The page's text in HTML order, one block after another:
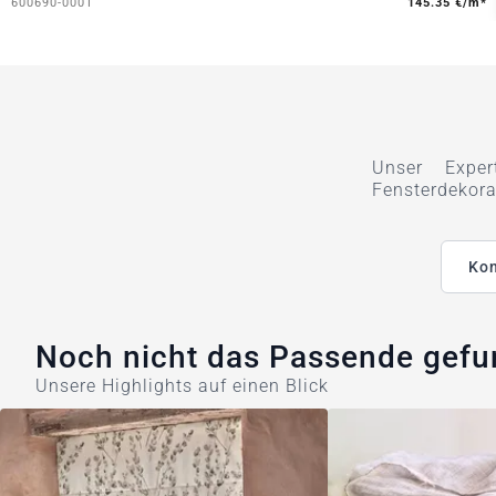
600690-0001 145.35 €/m*
Unser
Noch nicht das Passende
Unsere Highlights auf einen Blick